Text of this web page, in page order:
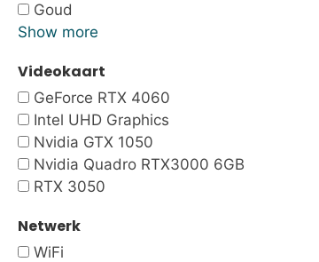
Goud
Show more
Videokaart
GeForce RTX 4060
Intel UHD Graphics
Nvidia GTX 1050
Nvidia Quadro RTX3000 6GB
RTX 3050
Netwerk
WiFi